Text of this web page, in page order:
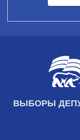
ВЫБОРЫ